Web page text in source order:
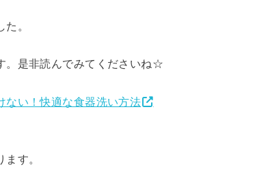
。
。是非読んでみてくださいね☆
ない！快適な食器洗い方法
す。